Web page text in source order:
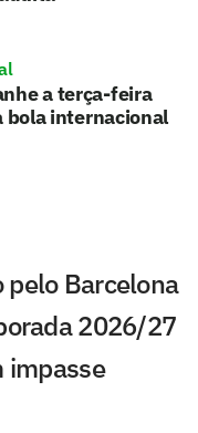
a terça-feira
bola internacional
pelo Barcelona
2026/27
impasse